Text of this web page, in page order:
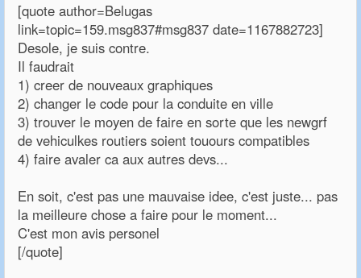
[quote author=Belugas
link=topic=159.msg837#msg837 date=1167882723]
Desole, je suis contre.
Il faudrait
1) creer de nouveaux graphiques
2) changer le code pour la conduite en ville
3) trouver le moyen de faire en sorte que les newgrf
de vehiculkes routiers soient touours compatibles
4) faire avaler ca aux autres devs...
En soit, c'est pas une mauvaise idee, c'est juste... pas
la meilleure chose a faire pour le moment...
C'est mon avis personel
[/quote]